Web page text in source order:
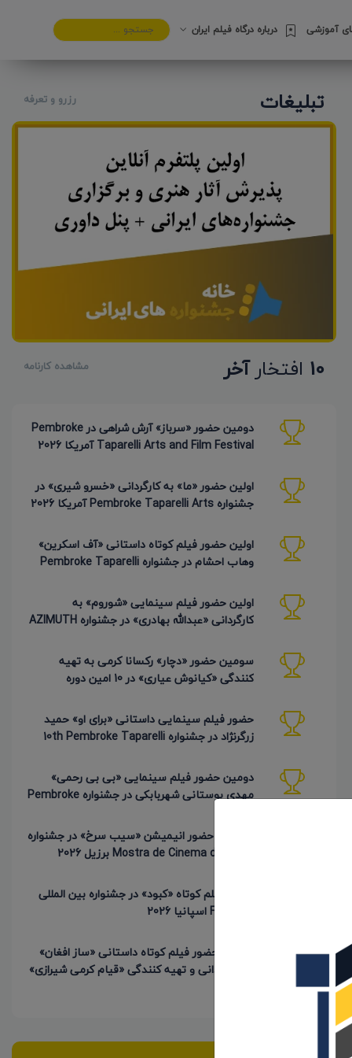
آموزشی درباره درگاه فیلم ایران
تبلیغات رزرو و تعرفه
10 افتخارآخر مشاهده کارنامه
دومین حضور «سرباز» آرش شراهی در Pembroke
Taparelli Arts and Film Festival آمریکا 2026
اولین حضور «ما» به کارگردانی «خسرو شیری» در
جشنواره Pembroke Taparelli Arts آمریکا 2026
اولین حضور فیلم کوتاه داستانی «آف اسکرین»
وهاب احشام در جشنواره Pembroke Taparelli
اولین حضور فیلم سینمایی «شوروم» به
کارگردانی «عبدالله بهادری» در جشنواره AZIMUTH
سومین حضور «دچار» رکسانا کرمی به تهیه
کنندگی «کیانوش عیاری» در 10 امین دوره
حضور فیلم سینمایی داستانی «برای او» حمید
زرگرنژاد در جشنواره 10th Pembroke Taparelli
دومین حضور فیلم سینمایی «بی بی رحمی»
مهدی بوستانی شهربابکی در جشنواره Pembroke
20 امین حضور انیمیشن «سیب سرخ» در جشنواره
Mostra de Cinema de Fama برزیل 2026
حضور فیلم کوتاه «کبود» در جشنواره بین المللی
FICNOVA اسپانیا 2026
4 امین حضور فیلم کوتاه داستانی «ساز افغان»
به کارگردانی و تهیه کنندگی «قیام کرمی شیرازی»